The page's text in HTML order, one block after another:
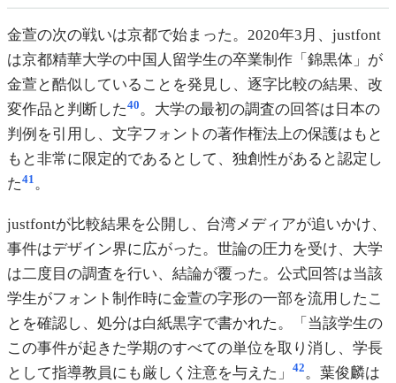
金萱の次の戦いは京都で始まった。2020年3月、justfont
は京都精華大学の中国人留学生の卒業制作「錦黒体」が
金萱と酷似していることを発見し、逐字比較の結果、改
変作品と判断した40。大学の最初の調査の回答は日本の
判例を引用し、文字フォントの著作権法上の保護はもと
もと非常に限定的であるとして、独創性があると認定し
た41。
justfontが比較結果を公開し、台湾メディアが追いかけ、
事件はデザイン界に広がった。世論の圧力を受け、大学
は二度目の調査を行い、結論が覆った。公式回答は当該
学生がフォント制作時に金萱の字形の一部を流用したこ
とを確認し、処分は白紙黒字で書かれた。「当該学生の
この事件が起きた学期のすべての単位を取り消し、学長
として指導教員にも厳しく注意を与えた」
42。葉俊麟は